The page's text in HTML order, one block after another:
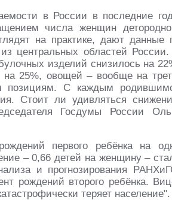
в России в последние
числа женщин
на практике, дают данные
центральных областей
изделий снизилось на
25%, овощей – вообще на
позициям. С каждым
Стоит ли удивляться
Госдумы России
первого ребёнка на
– 0,66 детей на женщину –
и прогнозирования
рождений второго ребёнка.
теряет население".